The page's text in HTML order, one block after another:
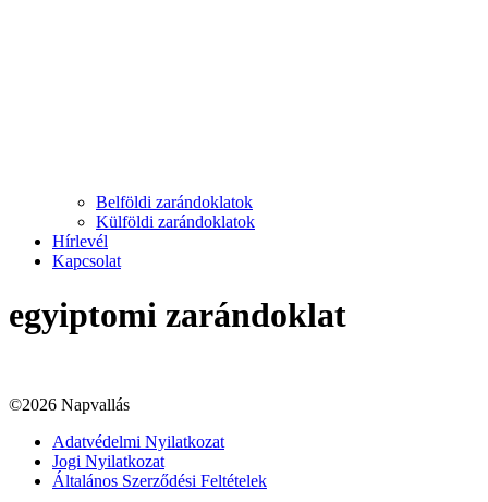
Belföldi zarándoklatok
Külföldi zarándoklatok
Hírlevél
Kapcsolat
egyiptomi zarándoklat
©2026 Napvallás
Adatvédelmi Nyilatkozat
Jogi Nyilatkozat
Általános Szerződési Feltételek